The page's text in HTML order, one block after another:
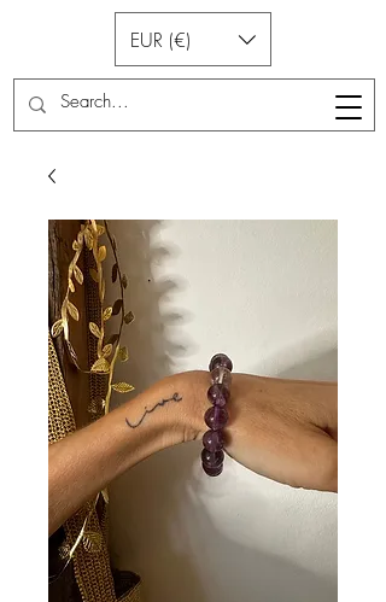
EUR (€)